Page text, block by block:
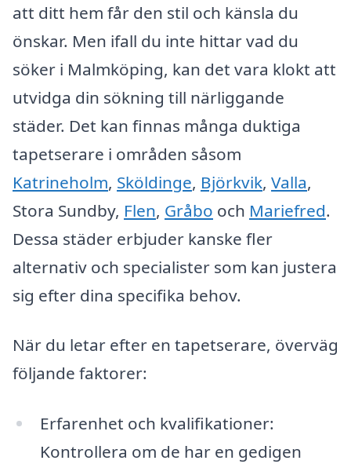
att ditt hem får den stil och känsla du
önskar. Men ifall du inte hittar vad du
söker i Malmköping, kan det vara klokt att
utvidga din sökning till närliggande
städer. Det kan finnas många duktiga
tapetserare i områden såsom
Katrineholm, Sköldinge, Björkvik, Valla,
Stora Sundby, Flen, Gråbo och Mariefred.
Dessa städer erbjuder kanske fler
alternativ och specialister som kan justera
sig efter dina specifika behov.
När du letar efter en tapetserare, överväg
följande faktorer:
Erfarenhet och kvalifikationer:
Kontrollera om de har en gedigen